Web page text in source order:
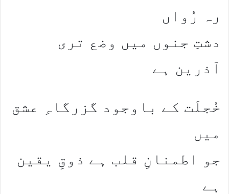
رہ رُواں
دشتِ جنوں میں وضع تری
آذرین ہے
خُجلَت کے باوجود گزرگاہِ عشق
میں
جو اطمنانِ قلب ہے ذوقِ یقین
ہے